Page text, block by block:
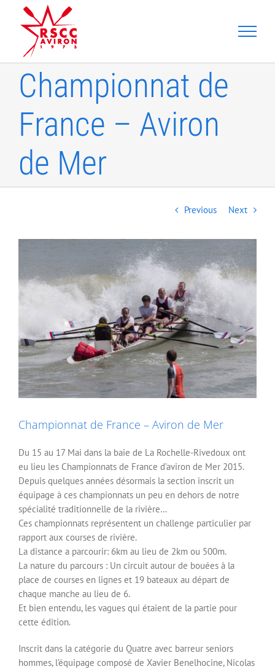
content
Championnat de
France – Aviron
de Mer
Previous Next
View
Image
Championnat de France – Aviron de Mer
Du 15 au 17 Mai dans la baie de La Rochelle-Rivedoux ont
eu lieu les Championnats de France d’aviron de Mer 2015.
Depuis quelques années désormais la section inscrit un
équipage à ces championnats un peu en dehors de notre
spécialité traditionnelle de la rivière…
Ces championnats représentent un challenge particulier par
rapport aux courses de rivière.
La distance a parcourir: 6km au lieu de 2km ou 500m.
La nature du parcours : Un circuit autour de bouées à la
place de courses en lignes et 19 bateaux au départ de
chaque manche au lieu de 6.
Et bien entendu, les vagues qui étaient de la partie pour
cette édition.
Inscrit dans la catégorie du Quatre avec barreur seniors
hommes, l’équipage composé de Xavier Benelhocine, Nicolas